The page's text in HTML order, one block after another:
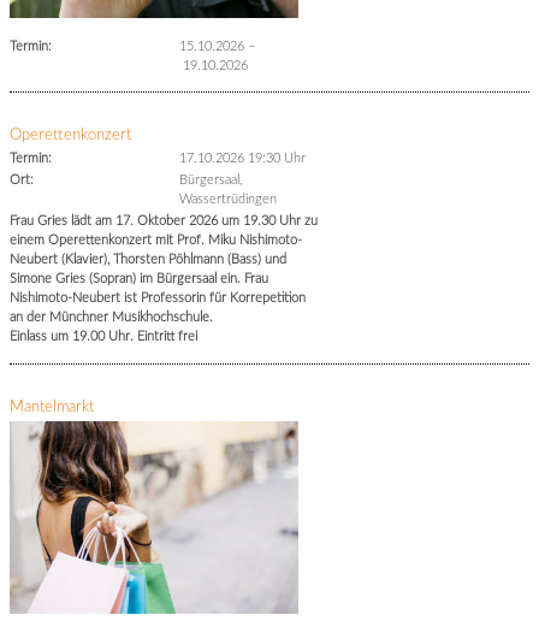
Termin: 15.10.2026 –
19.10.2026
Operettenkonzert
Termin:
17.10.2026 19:30 Uhr
Ort:
Bürgersaal,
Wassertrüdingen
Frau Gries lädt am 17. Oktober 2026 um 19.30 Uhr zu
einem Operettenkonzert mit Prof. Miku Nishimoto-
Neubert (Klavier), Thorsten Pöhlmann (Bass) und
Simone Gries (Sopran) im Bürgersaal ein. Frau
Nishimoto-Neubert ist Professorin für Korrepetition
an der Münchner Musikhochschule.
Einlass um 19.00 Uhr. Eintritt frei
Mantelmarkt